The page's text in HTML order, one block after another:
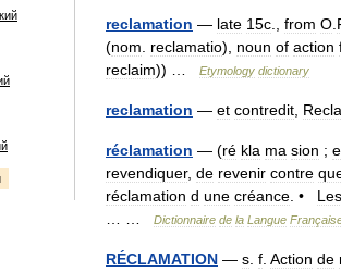
reclamation — late 15c from O
(nom reclamatio), noun of action
reclaim)) … Etymology dictionary
reclamation — et contredit
réclamation — (ré kla ma sion ;
revendiquer, de revenir contre
réclamation d une créance . • Les
Dictionnaire de la Langue
RÉCLAMATION — s f Action de